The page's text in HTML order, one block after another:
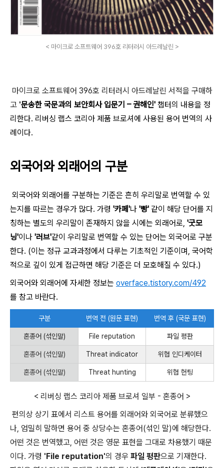
< 마이크로 소프트웨어 396호 리터러시 아드레날린 >
마이크로 소프트웨어 396호 리터러시 아드레날린 서적을 구매하
고 '문송한 국문과의 보안회사 입문기 – 권해인' 챕터의 내용을 정
리한다. 리버싱 랩스 코리아 제품 브로셔에 사용된 용어 번역의 사
례이다.
외국어와 외래어의 구분
외국어와 외래어를 구분하는 기준은 흔히 우리말로 번역할 수 있
는지를 따르는 경우가 많다. 가령 '카페'나 '빵' 같이 해당 단어를 지
칭하는 별도의 우리말이 존재하지 않을 시에는 외래어로, '굿모
닝'이나 '러브'같이 우리말로 번역할 수 있는 단어는 외국어로 구분
한다. (이는 정규 교과과정에서 다루는 기초적인 기준이며, 국어학
적으로 깊이 있게 접근하면 해당 기준은 더 모호해질 수 있다.)
외국어와 외래어에 자세한 정보는 overface.tistory.com/492
를 참고 바란다.
구분 번역 전 (원문 표현) 번역 후 (국문 표현)
혼종어 (섞인말) File reputation 파일 평판
혼종어 (섞인말) Threat indicator 위협 인디케이터
혼종어 (섞인말) Threat hunting 위협 헌팅
< 리버싱 랩스 코리아 제품 브로셔 일부 - 혼종어 >
편의상 상기 표에서 리스트 용어를 외래어와 외국어로 분류했으
나, 엄밀히 말하면 용어 중 상당수는 혼종어(섞인 말)에 해당한다.
어떤 것은 번역했고, 어떤 것은 영문 표현을 그대로 차용했기 때문
이다. 가령 'File reputation'의 경우 파일 평판으로 기재한다.